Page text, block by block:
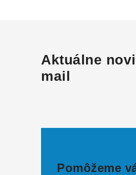
Aktuálne
mail
Pomôžeme